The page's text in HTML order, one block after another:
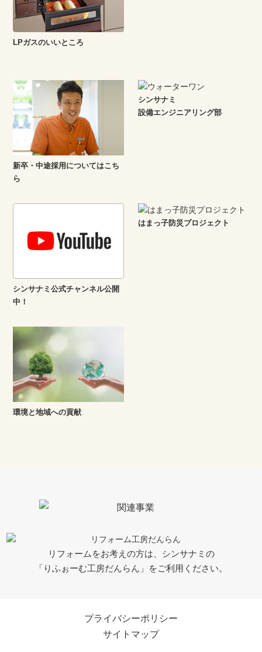
LPガスのいいところ
新卒・中途採用についてはこち
ら
シンサナミ
設備エンジニアリング部
シンサナミ公式チャンネル公開
中！
はまっ子防災プロジェクト
環境と地域への貢献
リフォームをお考えの方は、シンサナミの
「りふぉーむ工房だんらん」をご利用ください。
プライバシーポリシー
サイトマップ